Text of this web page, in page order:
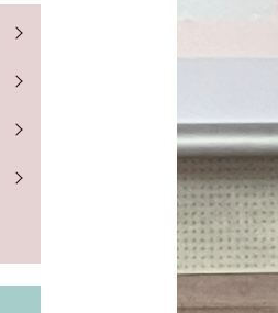
公開情報
よくある質問
求人票の公開
緊急時の対応
証明書の発行